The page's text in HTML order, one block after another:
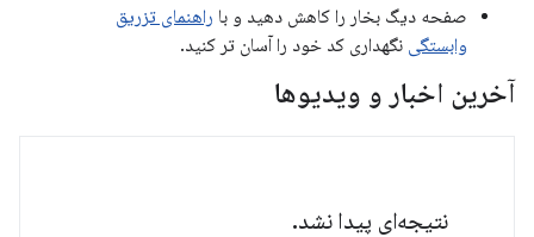
صفحه دیگ بخار را کاهش دهید و با راهنمای تزریق
وابستگی نگهداری کد خود را آسان تر کنید.
آخرین اخبار و ویدیوها
نتیجه‌ای پیدا نشد.